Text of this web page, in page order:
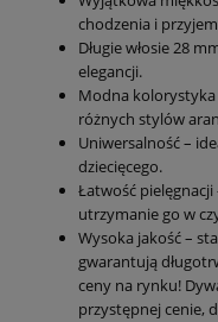
chodzenia i
Długie włosie 28
elegancji.
Modna
różnych stylów
Uniwersalność –
dziecięcego.
Łatwość
utrzymanie go w
Wysoka jakość –
gwarantują
ceny na rynku!
przystępnej cenie,